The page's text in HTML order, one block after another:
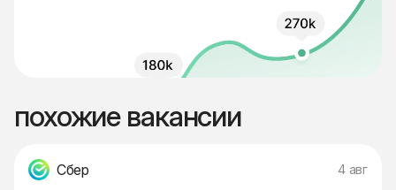
похожие вакансии
Сбер 4 авг